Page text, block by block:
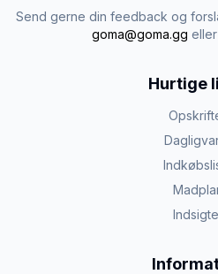
Send gerne din feedback og
goma@goma.gg eller
Hurtige